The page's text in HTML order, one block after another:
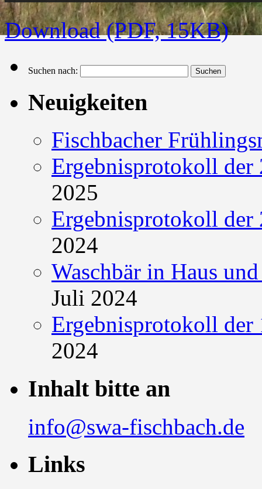
Download (PDF, 15KB)
Suchen nach:
Neuigkeiten
Fischbacher
Ergebnisprotokoll der
2025
Ergebnisprotokoll der
2024
Waschbär in Haus
Juli 2024
Ergebnisprotokoll der
2024
Inhalt bitte an
info@swa-fischbach.de
Links